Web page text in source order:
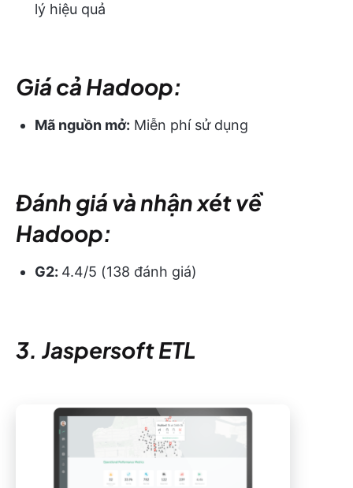
lý hiệu quả
Giá cả Hadoop:
Mã nguồn mở: Miễn phí sử dụng
Đánh giá và nhận xét về
Hadoop:
G2: 4.4/5 (138 đánh giá)
3. Jaspersoft ETL